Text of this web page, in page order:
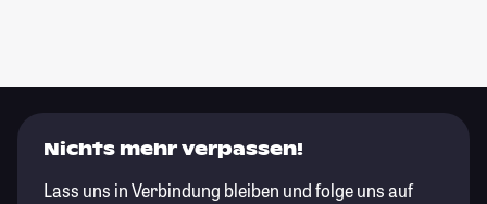
Nichts mehr verpassen!
Lass uns in Verbindung bleiben und folge uns auf